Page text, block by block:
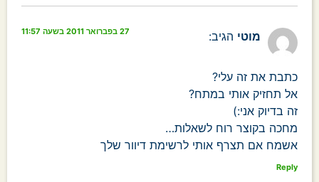
מוטי הגיב: 27 בפברואר 2011 בשעה 11:57
כתבת את זה עלי?
אל תחזיק אותי במתח?
זה בדיוק אני:)
מחכה בקוצר רוח לשאלות…
אשמח אם תצרף אותי לרשימת דיוור שלך
Reply